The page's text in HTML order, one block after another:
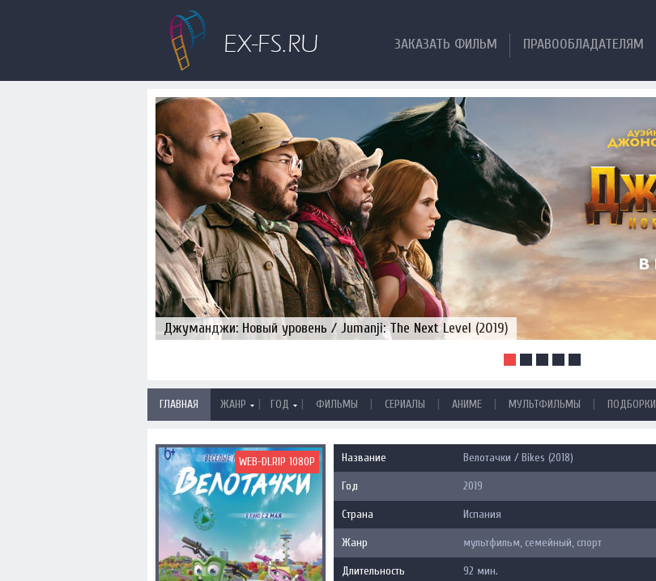
ЗАКАЗАТЬ ФИЛЬМ ПРАВООБЛАДАТЕЛЯМ
Джуманджи: Новый уровень / Jumanji: The Next Level (2019)
ГЛАВНАЯ ЖАНР | ГОД | ФИЛЬМЫ | СЕРИАЛЫ | АНИМЕ | МУЛЬТФИЛЬМЫ | ПОДБОРКИ
WEB-DLRIP 1080P Название Велотачки / Bikes (2018)
Год 2019
Страна Испания
Жанр мультфильм, семейный, спорт
Длительность 92 мин.